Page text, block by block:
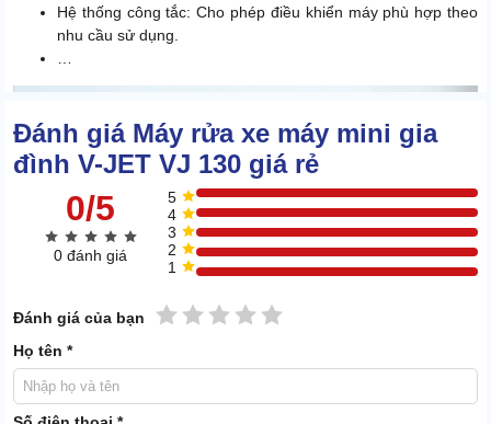
Hệ thống công tắc: Cho phép điều khiển máy phù hợp theo
nhu cầu sử dụng.
Đánh giá Máy rửa xe máy mini gia
đình V-JET VJ 130 giá rẻ
0/5
0 đánh giá
5
4
3
2
1
Đánh giá của bạn 5 sao
4 sao
3 sao
2 sao
1 sao
Họ tên *